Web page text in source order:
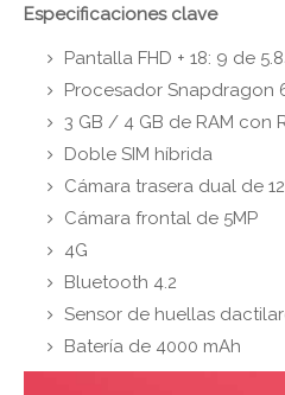
Especificaciones clave
Pantalla FHD + 18: 9 de
Procesador Snapdragon
3 GB / 4 GB de RAM con
Doble SIM híbrida
Cámara trasera dual de
Cámara frontal de 5MP
4G
Bluetooth 4.2
Sensor de huellas
Batería de 4000 mAh